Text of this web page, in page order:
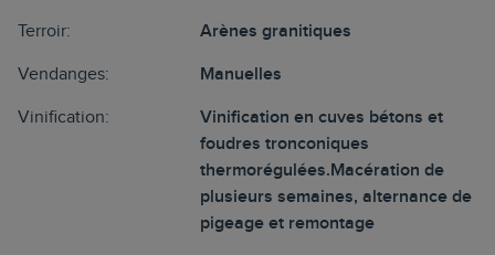
Terroir: Arènes granitiques
Vendanges: Manuelles
Vinification:
Vinification en cuves bétons et
foudres tronconiques
thermorégulées.Macération de
plusieurs semaines, alternance de
pigeage et remontage